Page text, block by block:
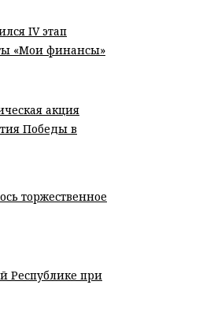
IV этап
«Мои финансы»
акция
Победы в
торжественное
Республике при